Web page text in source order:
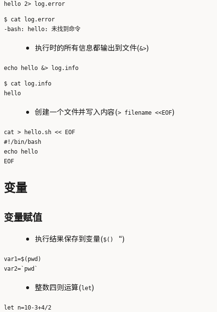
$ cat log.error
执行时的所有信息都输出到文件(&>)
$ cat log.info
创建一个文件并写入内容(> filename <<EOF)
cat > hello.sh << EOF
#!/bin/bash
echo hello
变量
变量赋值
执行结果保存到变量($() “)
var1=$(pwd)
整数四则运算( let)
let n=10-3+4/2